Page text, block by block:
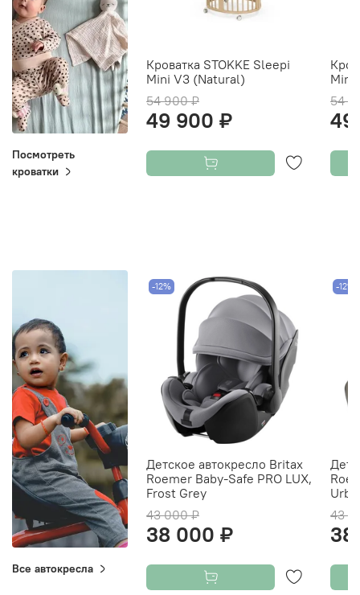
Посмотреть
кроватки
Кроватка STOKKE Sleepi
Mini V3 (Natural)
54 900 ₽
49 900 ₽
Mini
54
49
Все автокресла
-12%
Детское автокресло Britax
Roemer Baby-Safe PRO LUX,
Frost Grey
43 000 ₽
38 000 ₽
-12%
43